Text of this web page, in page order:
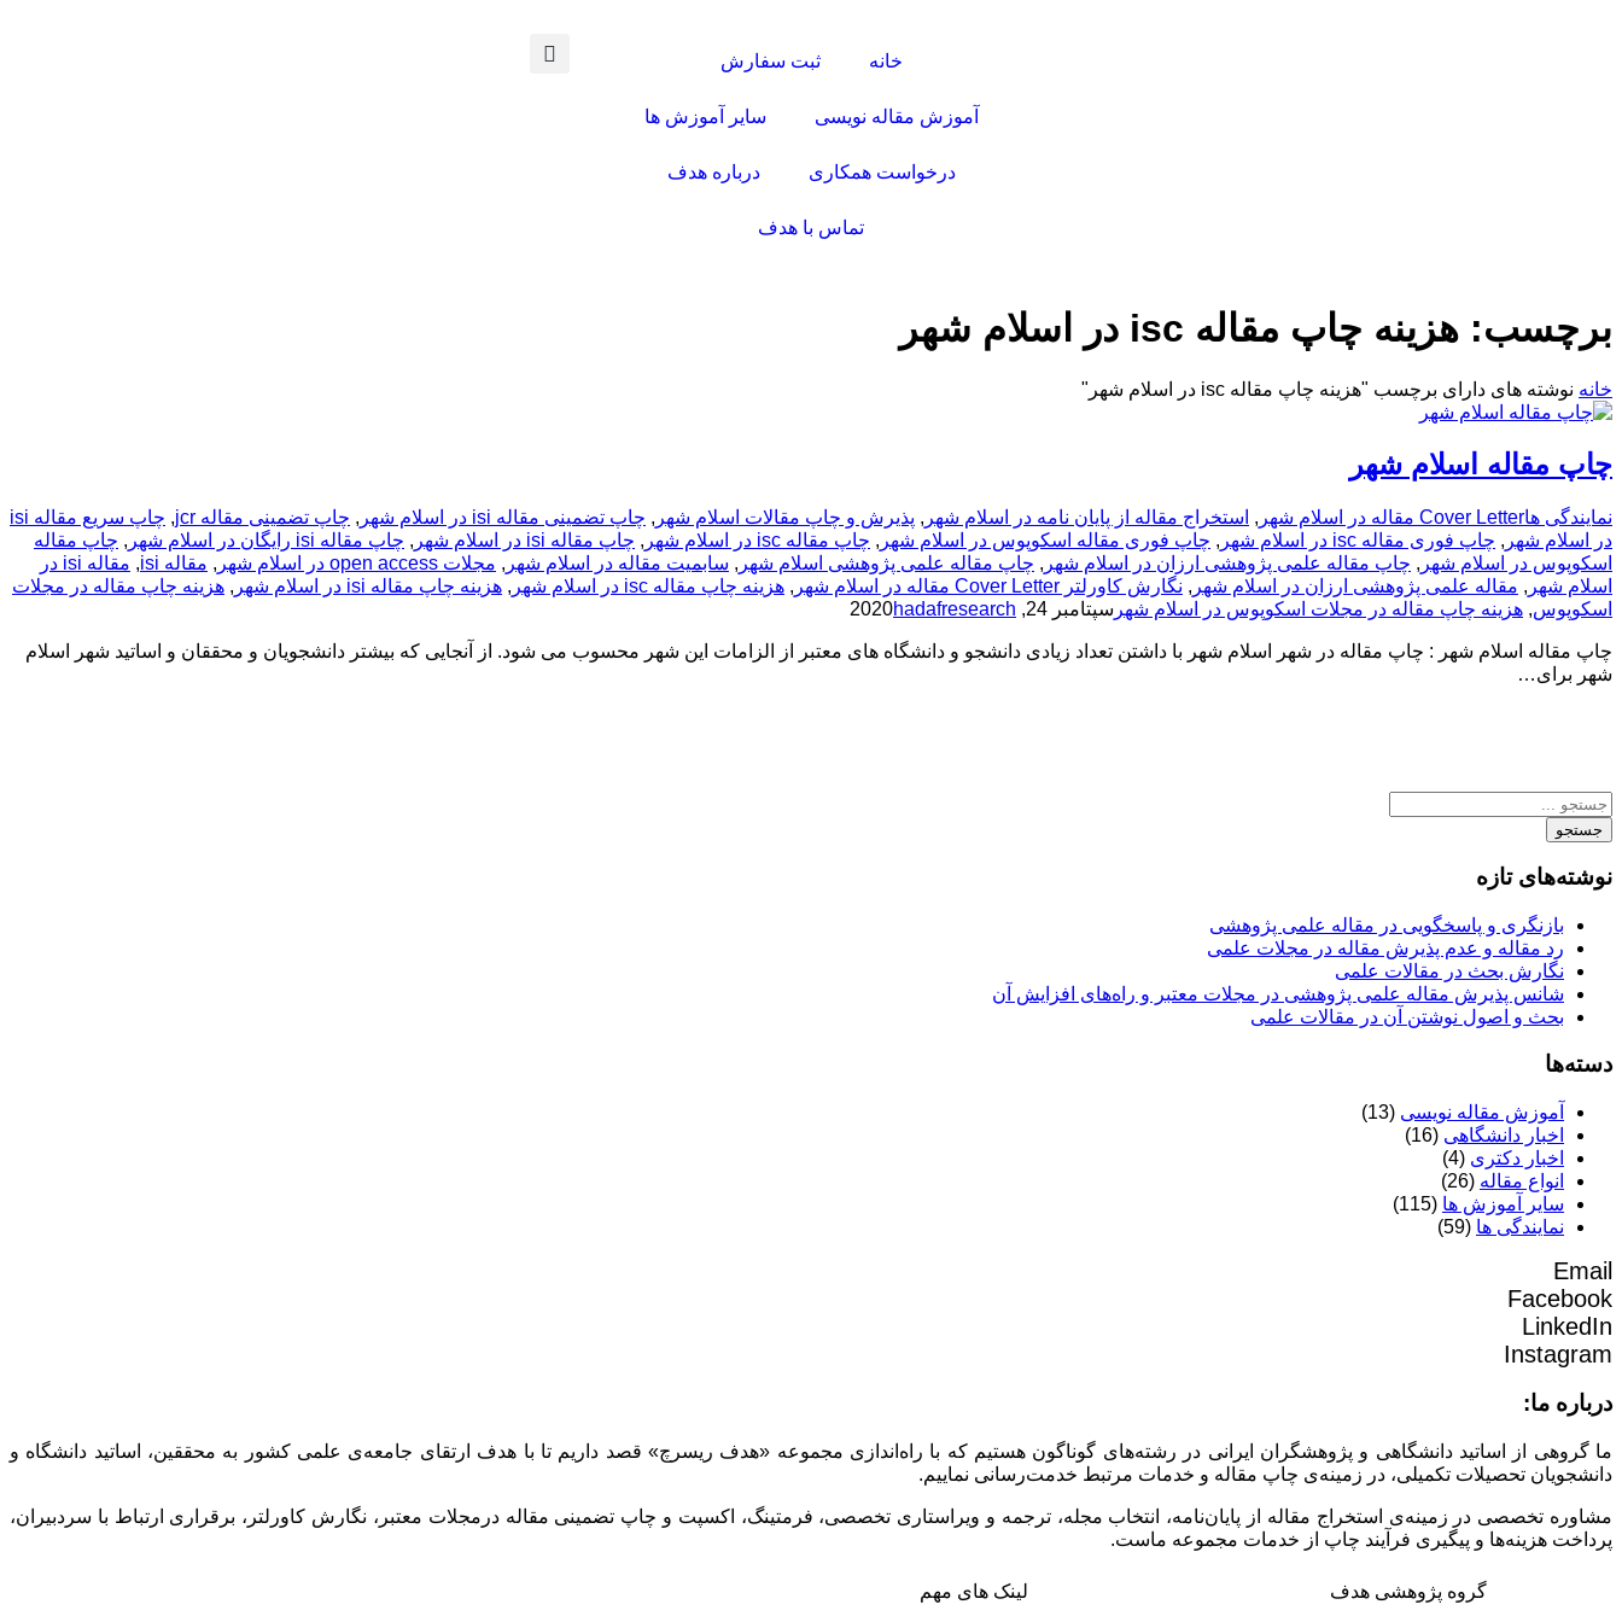
خانه ثبت سفارش
آموزش مقاله نویسی سایر آموزش ها
درخواست همکاری درباره هدف
تماس با هدف
برچسب: هزینه چاپ مقاله isc در اسلام شهر
خانه نوشته های دارای برچسب "هزینه چاپ مقاله isc در اسلام شهر"
چاپ مقاله اسلام شهر
نمایندگی هاCover Letter مقاله در اسلام شهر , استخراج مقاله از پایان نامه در اسلام شهر , پذیرش و چاپ مقالات اسلام شهر , چاپ تضمینی مقاله isi در اسلام شهر , چاپ تضمینی مقاله jcr ,
چاپ سریع مقاله isi
در اسلام شهر , چاپ فوری مقاله isc در اسلام شهر , چاپ فوری مقاله اسکوپوس در اسلام شهر , چاپ مقاله isc در اسلام شهر , چاپ مقاله isi در اسلام شهر , چاپ مقاله isi رایگان در اسلام شهر , چاپ مقاله
اسکوپوس در اسلام شهر , چاپ مقاله علمی پژوهشی ارزان در اسلام شهر , چاپ مقاله علمی پژوهشی اسلام شهر , سابمیت مقاله در اسلام شهر , مجلات open access در اسلام شهر , مقاله isi ,
مقاله isi در
اسلام شهر , مقاله علمی پژوهشی ارزان در اسلام شهر , نگارش کاورلتر Cover Letter مقاله در اسلام شهر , هزینه چاپ مقاله isc در اسلام شهر , هزینه چاپ مقاله isi در اسلام شهر , هزینه چاپ مقاله در مجلات
اسکوپوس, هزینه چاپ مقاله در مجلات اسکوپوس در اسلام شهر سپتامبر 24, 2020 hadafresearch
چاپ مقاله اسلام شهر : چاپ مقاله در شهر اسلام شهر با داشتن تعداد زیادی دانشجو و دانشگاه های معتبر از الزامات این شهر محسوب می شود. از آنجایی که بیشتر دانشجویان و محققان و اساتید شهر اسلام
شهر برای…
جستجو
نوشته‌های تازه
بازنگری و پاسخگویی در مقاله علمی پژوهشی
رد مقاله و عدم پذیرش مقاله در مجلات علمی
نگارش بحث در مقالات علمی
شانس پذیرش مقاله علمی پژوهشی در مجلات معتبر و راه‌های افزایش آن
بحث و اصول نوشتن آن در مقالات علمی
دسته‌ها
آموزش مقاله نویسی (13)
اخبار دانشگاهی (16)
اخبار دکتری (4)
انواع مقاله (26)
سایر آموزش ها (115)
نمایندگی ها (59)
Email
Facebook
LinkedIn
Instagram
درباره ما:
ما گروهی از اساتید دانشگاهی و پژوهشگران ایرانی در رشته‌های گوناگون هستیم که با راه‌اندازی مجموعه «هدف ریسرچ» قصد داریم تا با هدف ارتقای جامعه‌ی علمی کشور به محققین، اساتید دانشگاه و
دانشجویان تحصیلات تکمیلی، در زمینه‌ی چاپ مقاله و خدمات مرتبط خدمت‌رسانی نماییم.
مشاوره تخصصی در زمینه‌ی استخراج مقاله از پایان‌نامه، انتخاب مجله، ترجمه و ویراستاری تخصصی، فرمتینگ، اکسپت و چاپ تضمینی مقاله درمجلات معتبر، نگارش کاورلتر، برقراری ارتباط با سردبیران،
پرداخت هزینه‌ها و پیگیری فرآیند چاپ از خدمات مجموعه ماست.
گروه پژوهشی هدف لینک های مهم